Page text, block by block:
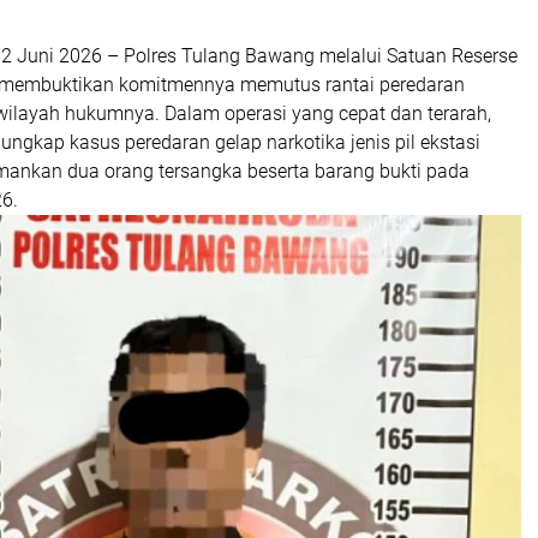
Juni 2026 – Polres Tulang Bawang melalui Satuan Reserse
komitmennya memutus rantai peredaran
hukumnya. Dalam operasi yang cepat dan terarah,
kasus peredaran gelap narkotika jenis pil ekstasi
dua orang tersangka beserta barang bukti pada